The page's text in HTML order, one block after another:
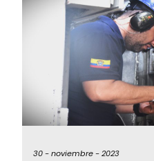
30 -noviembre -2023